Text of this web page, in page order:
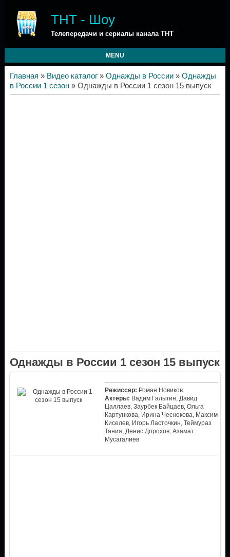
ТНТ - Шоу
Телепередачи и сериалы канала ТНТ
MENU
Главная » Видео каталог» Однажды в России» Однажды
в России 1 сезон» Однажды в России 1 сезон 15 выпуск
Однажды в России 1 сезон 15 выпуск
Режиссер: Роман Новиков
Актеры: Вадим Галыгин, Давид
Цаллаев, Заурбек Байцаев, Ольга
Картункова, Ирина Чеснокова, Максим
Киселев, Игорь Ласточкин, Теймураз
Тания, Денис Дорохов, Азамат
Мусагалиев